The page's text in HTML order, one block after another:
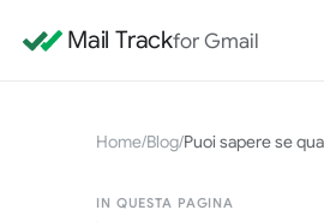
Mail Trackfor Gmail
Home/Blog/Puoi sapere se
IN QUESTA PAGINA